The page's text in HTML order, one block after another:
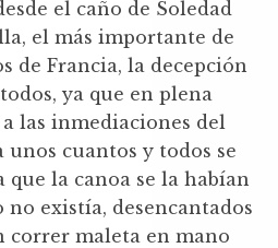
el caño de Soledad
el más importante de
de Francia, la decepción
ya que en plena
las inmediaciones del
cuantos y todos se
la canoa se la habían
no existía, desencantados
correr maleta en mano